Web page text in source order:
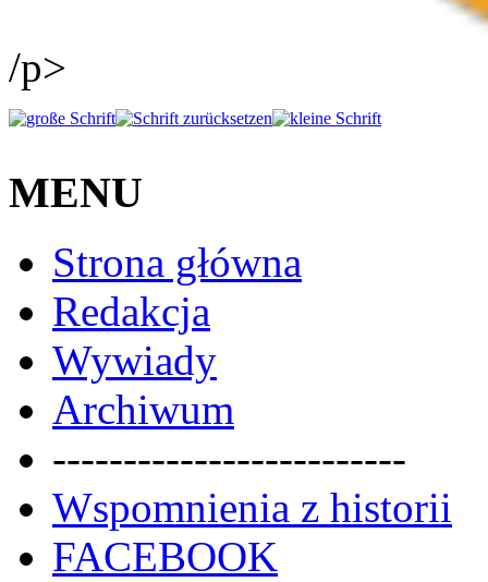
/p>
MENU
Strona główna
Redakcja
Wywiady
Archiwum
-------------------------
Wspomnienia z historii
FACEBOOK